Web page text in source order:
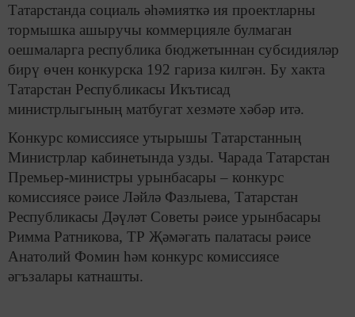
Татарстанда социаль әһәмияткә ия проектларны
тормышка ашыручы коммерцияле булмаган
оешмаларга республика бюджетыннан субсидияләр
бирү өчен конкурска 192 гариза килгән. Бу хакта
Татарстан Республикасы Икътисад
министрлыгының матбугат хезмәте хәбәр итә.
Конкурс комиссиясе утырышы Татарстанның
Министрлар кабинетында узды. Чарада Татарстан
Премьер-министры урынбасары – конкурс
комиссиясе рәисе Ләйлә Фазлыева, Татарстан
Республикасы Дәүләт Советы рәисе урынбасары
Римма Ратникова, ТР Җәмәгать палатасы рәисе
Анатолий Фомин һәм конкурс комиссиясе
әгъзалары катнашты.